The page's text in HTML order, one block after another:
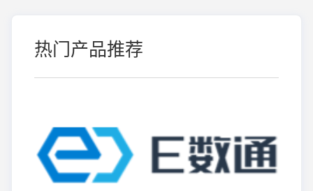
热门产品推荐